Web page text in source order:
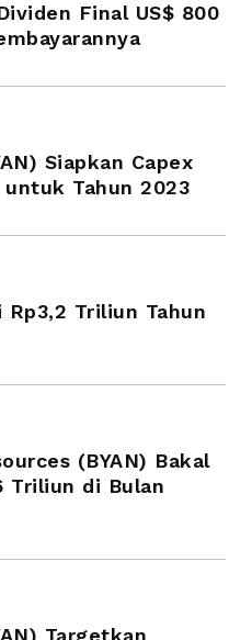
Final US$ 800
Siapkan Capex
Tahun 2023
Rp3,2 Triliun Tahun
(BYAN) Bakal
Triliun di Bulan
Targetkan